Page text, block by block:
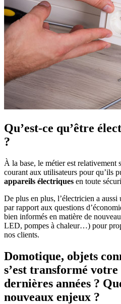
Qu’est-ce qu’être
?
À la base, le métier est relativement
courant aux utilisateurs pour qu’ils
appareils électriques en toute
De plus en plus, l’électricien a aussi
par rapport aux questions
bien informés en matière de
LED, pompes à chaleur…) pour
nos clients.
Domotique, objets
s’est transformé
dernières années ?
nouveaux enjeux ?